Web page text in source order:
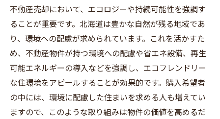
不動産売却において、エコロジーや持続可能性を強調す
ることが重要です。北海道は豊かな自然が残る地域であ
り、環境への配慮が求められています。これを活かすた
め、不動産物件が持つ環境への配慮や省エネ設備、再生
可能エネルギーの導入などを強調し、エコフレンドリー
な住環境をアピールすることが効果的です。購入希望者
の中には、環境に配慮した住まいを求める人も増えてい
ますので、このような取り組みは物件の価値を高めるだ